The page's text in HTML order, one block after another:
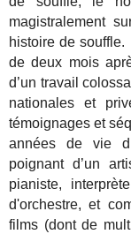
magistralement
histoire de
de deux mois
d’un travail
nationales et
témoignages et
années de vie
poignant d’un
pianiste,
d'orchestre, et
films (dont de